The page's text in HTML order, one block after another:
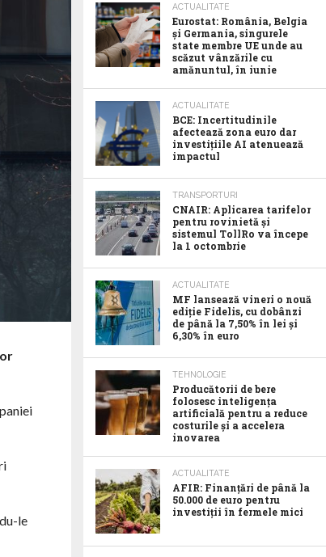
le
ACTUALITATE
Eurostat: România, Belgia
și Germania, singurele
state membre UE unde au
scăzut vânzările cu
amănuntul, în iunie
ACTUALITATE
BCE: Incertitudinile
afectează zona euro dar
investițiile AI atenuează
impactul
TRANSPORTURI
CNAIR: Aplicarea tarifelor
pentru rovinietă și
sistemul TollRo va începe
la 1 octombrie
ACTUALITATE
MF lansează vineri o nouă
ediție Fidelis, cu dobânzi
de până la 7,50% în lei și
6,30% în euro
TEHNOLOGIE
Producătorii de bere
folosesc inteligența
artificială pentru a reduce
costurile și a accelera
inovarea
ACTUALITATE
AFIR: Finanțări de până la
50.000 de euro pentru
investiții în fermele mici